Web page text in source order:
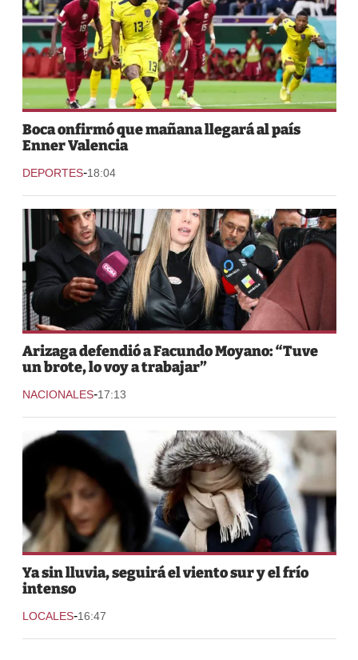
Boca onfirmó que mañana llegará al país
Enner Valencia
DEPORTES-18:04
Arizaga defendió a Facundo Moyano: “Tuve
un brote, lo voy a trabajar”
NACIONALES-17:13
Ya sin lluvia, seguirá el viento sur y el frío
intenso
LOCALES-16:47